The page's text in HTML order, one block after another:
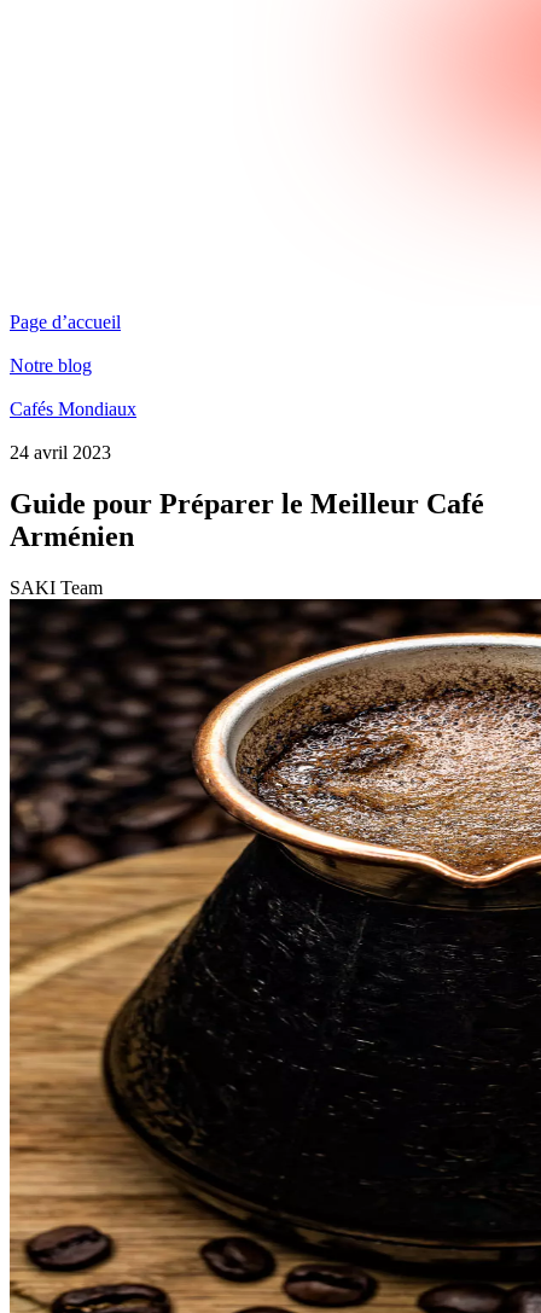
Page d’accueil
Notre blog
Cafés Mondiaux
24 avril 2023
Guide pour Préparer le Meilleur Café
Arménien
SAKI Team